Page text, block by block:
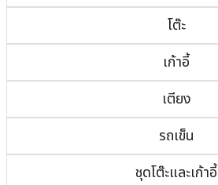
โต๊ะ
เก้าอี้
เตียง
รถเข็น
ชุดโต๊ะและเก้าอี้